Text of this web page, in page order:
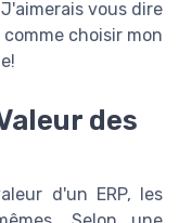
vous dire
choisir mon
des
d'un ERP, les